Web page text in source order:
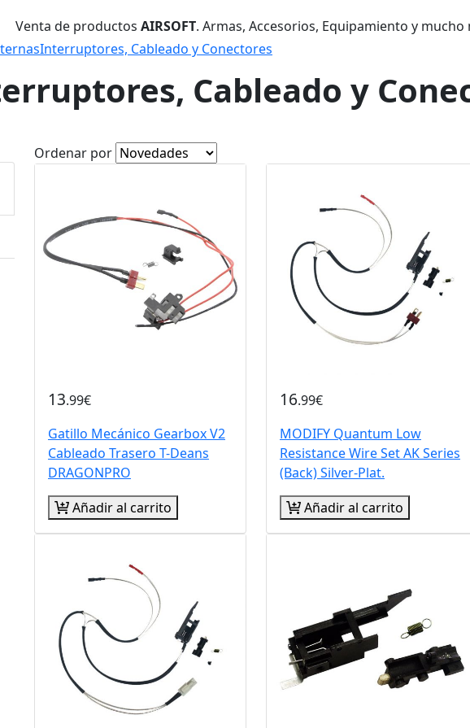
Venta de productos AIRSOFT. Armas, Accesorios, Equipamiento y mucho
Interruptores, Cableado y Conectores
Cableado y
Ordenar por
13.99€
Gatillo Mecánico Gearbox V2
Cableado Trasero T-Deans
DRAGONPRO
Añadir al carrito
16.99€
MODIFY Quantum Low
Resistance Wire Set AK Series
(Back) Silver-Plat.
Añadir al carrito